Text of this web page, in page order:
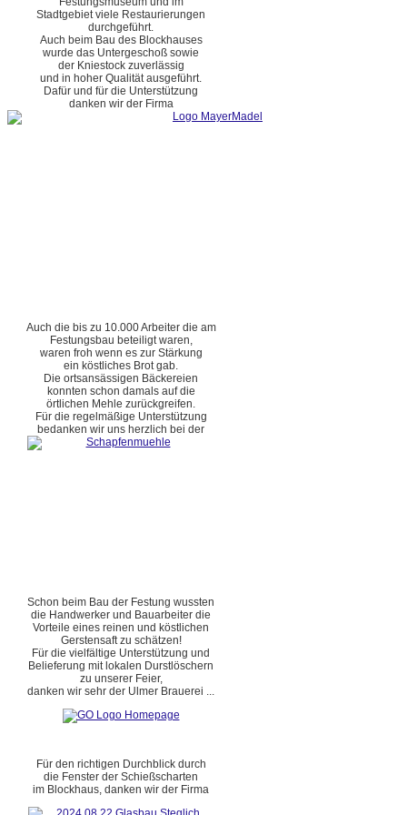
Stadtgebiet viele Restaurierungen
durchgeführt.
Auch beim Bau des Blockhauses
wurde das Untergeschoß sowie
der Kniestock zuverlässig
und in hoher Qualität ausgeführt.
Dafür und für die Unterstützung
danken wir der Firma
Auch die bis zu 10.000 Arbeiter die am
Festungsbau beteiligt waren,
waren froh wenn es zur Stärkung
ein köstliches Brot gab.
Die ortsansässigen Bäckereien
konnten schon damals auf die
örtlichen Mehle zurückgreifen.
Für die regelmäßige Unterstützung
bedanken wir uns herzlich bei der
Schon beim Bau der Festung wussten
die Handwerker und Bauarbeiter die
Vorteile eines reinen und köstlichen
Gerstensaft zu schätzen!
Für die vielfältige Unterstützung und
Belieferung mit lokalen Durstlöschern
zu unserer Feier,
danken wir sehr der Ulmer Brauerei ...
Für den richtigen Durchblick durch
die Fenster der Schießscharten
im Blockhaus, danken wir der Firma